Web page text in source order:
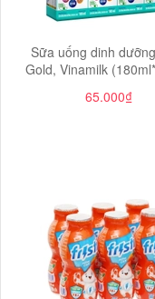
Sữa uống dinh
Gold, Vinamilk
65.000₫